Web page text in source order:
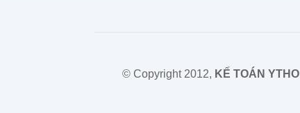
© Copyright 2012, KẾ TOÁN YTHO